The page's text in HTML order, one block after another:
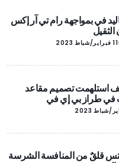
في بمواجهة رام تي آر إكس
11 فبراير/شباط 2023
استلهمت تصميم مقاعد
في طراز بي إي في
قلقٌ من المنافسة الشرسة